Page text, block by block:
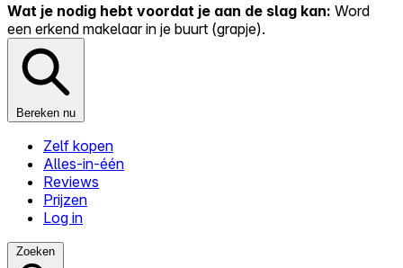
Wat je nodig hebt voordat je aan de slag kan: Word
een erkend makelaar in je buurt (grapje).
Bereken nu
Zelf kopen
Alles-in-één
Reviews
Prijzen
Log in
Zoeken